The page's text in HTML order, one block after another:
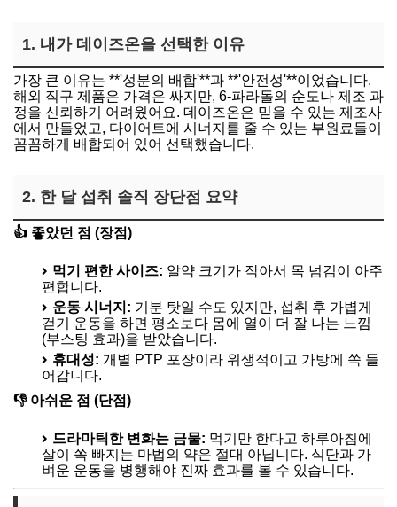
1. 내가 데이즈온을 선택한 이유
가장 큰 이유는 **'성분의 배합'**과 **'안전성'**이었습니다.
해외 직구 제품은 가격은 싸지만, 6-파라돌의 순도나 제조 과
정을 신뢰하기 어려웠어요. 데이즈온은 믿을 수 있는 제조사
에서 만들었고, 다이어트에 시너지를 줄 수 있는 부원료들이
꼼꼼하게 배합되어 있어 선택했습니다.
2. 한 달 섭취 솔직 장단점 요약
👍 좋았던 점 (장점)
먹기 편한 사이즈: 알약 크기가 작아서 목 넘김이 아주
편합니다.
운동 시너지: 기분 탓일 수도 있지만, 섭취 후 가볍게
걷기 운동을 하면 평소보다 몸에 열이 더 잘 나는 느낌
(부스팅 효과)을 받았습니다.
휴대성: 개별 PTP 포장이라 위생적이고 가방에 쏙 들
어갑니다.
👎 아쉬운 점 (단점)
드라마틱한 변화는 금물: 먹기만 한다고 하루아침에
살이 쏙 빠지는 마법의 약은 절대 아닙니다. 식단과 가
벼운 운동을 병행해야 진짜 효과를 볼 수 있습니다.